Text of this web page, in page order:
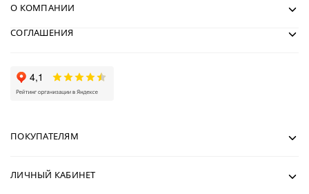
О КОМПАНИИ
СОГЛАШЕНИЯ
ПОКУПАТЕЛЯМ
ЛИЧНЫЙ КАБИНЕТ